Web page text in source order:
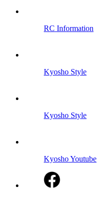
RC Information
Kyosho Style
Kyosho Style
Kyosho Youtube